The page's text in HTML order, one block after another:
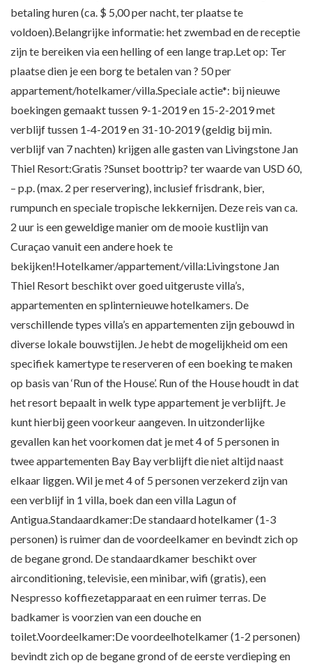
betaling huren (ca. $ 5,00 per nacht, ter plaatse te
voldoen).Belangrijke informatie: het zwembad en de receptie
zijn te bereiken via een helling of een lange trap.Let op: Ter
plaatse dien je een borg te betalen van ? 50 per
appartement/hotelkamer/villa.Speciale actie*: bij nieuwe
boekingen gemaakt tussen 9-1-2019 en 15-2-2019 met
verblijf tussen 1-4-2019 en 31-10-2019 (geldig bij min.
verblijf van 7 nachten) krijgen alle gasten van Livingstone Jan
Thiel Resort:Gratis ?Sunset boottrip? ter waarde van USD 60,
– p.p. (max. 2 per reservering), inclusief frisdrank, bier,
rumpunch en speciale tropische lekkernijen. Deze reis van ca.
2 uur is een geweldige manier om de mooie kustlijn van
Curaçao vanuit een andere hoek te
bekijken!Hotelkamer/appartement/villa:Livingstone Jan
Thiel Resort beschikt over goed uitgeruste villa’s,
appartementen en splinternieuwe hotelkamers. De
verschillende types villa’s en appartementen zijn gebouwd in
diverse lokale bouwstijlen. Je hebt de mogelijkheid om een
specifiek kamertype te reserveren of een boeking te maken
op basis van ‘Run of the House’. Run of the House houdt in dat
het resort bepaalt in welk type appartement je verblijft. Je
kunt hierbij geen voorkeur aangeven. In uitzonderlijke
gevallen kan het voorkomen dat je met 4 of 5 personen in
twee appartementen Bay Bay verblijft die niet altijd naast
elkaar liggen. Wil je met 4 of 5 personen verzekerd zijn van
een verblijf in 1 villa, boek dan een villa Lagun of
Antigua.Standaardkamer:De standaard hotelkamer (1-3
personen) is ruimer dan de voordeelkamer en bevindt zich op
de begane grond. De standaardkamer beschikt over
airconditioning, televisie, een minibar, wifi (gratis), een
Nespresso koffiezetapparaat en een ruimer terras. De
badkamer is voorzien van een douche en
toilet.Voordeelkamer:De voordeelhotelkamer (1-2 personen)
bevindt zich op de begane grond of de eerste verdieping en